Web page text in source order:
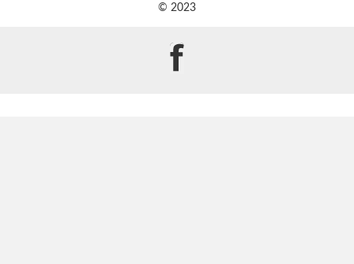
© 2023